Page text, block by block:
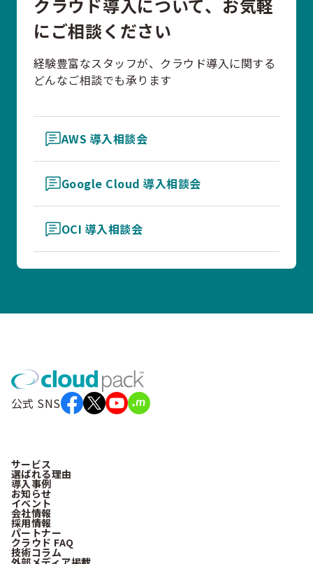
クラウド導入について、お気軽
にご相談ください
経験豊富なスタッフが、クラウド導入に関する
どんなご相談でも承ります
AWS 導入相談会
Google Cloud 導入相談会
OCI 導入相談会
公式 SNS
サービス
選ばれる理由
導入事例
お知らせ
イベント
会社情報
採用情報
パートナー
クラウド FAQ
技術コラム